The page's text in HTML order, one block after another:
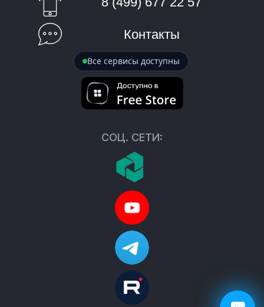
Контакты
Все сервисы доступны
СОЦ. СЕТИ: